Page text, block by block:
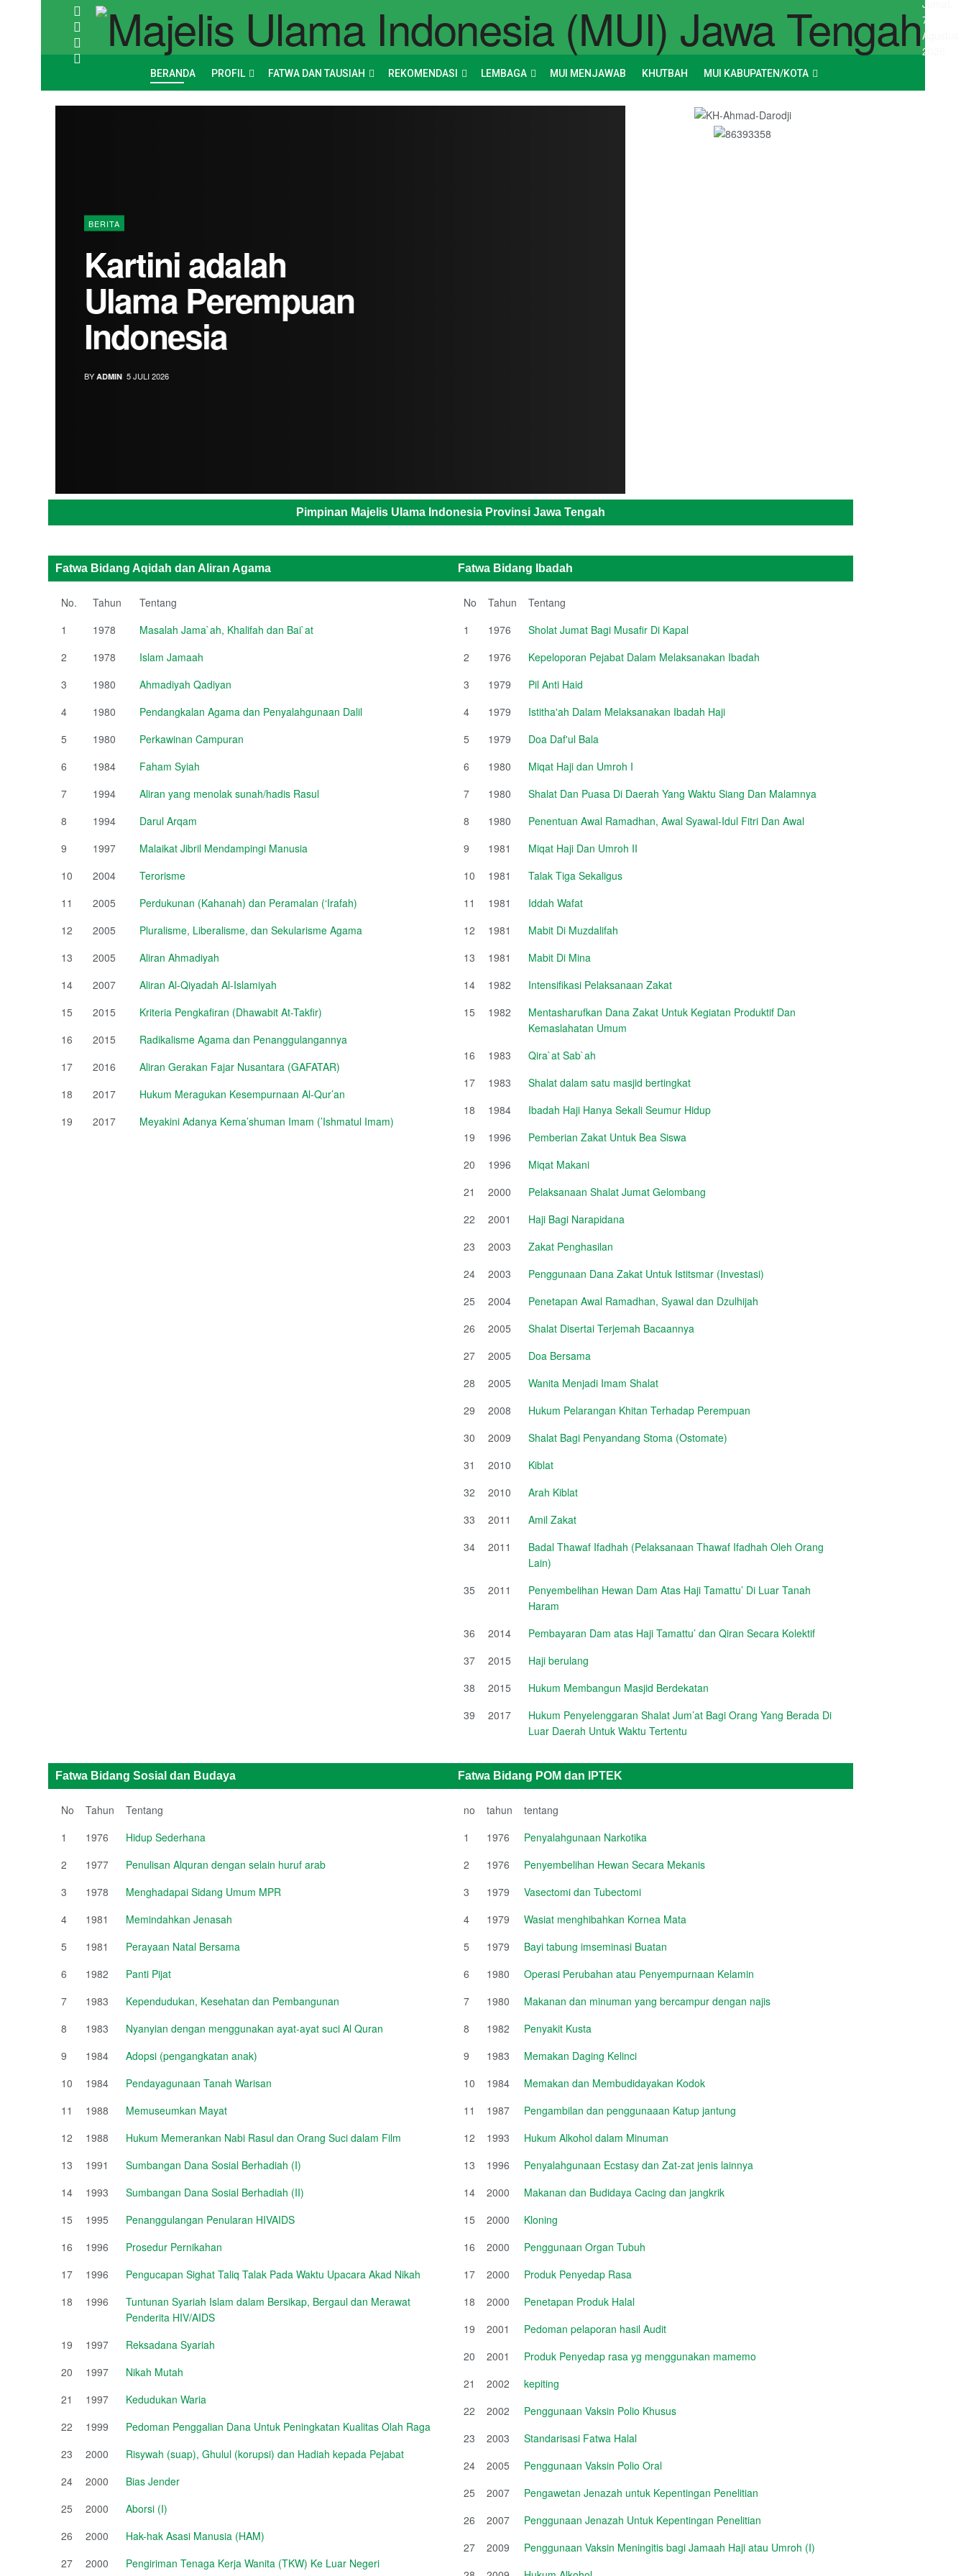
Jumat,
7
Agustus
2026
BERANDA PROFIL FATWA DAN TAUSIAH REKOMENDASI LEMBAGA MUI MENJAWAB KHUTBAH MUI KABUPATEN/KOTA
BERITA
Kartini adalah
Ulama Perempuan
Indonesia
BYADMIN 5 JULI 2026
Pimpinan Majelis Ulama Indonesia Provinsi Jawa Tengah
Fatwa Bidang Aqidah dan Aliran Agama Fatwa Bidang Ibadah
No. Tahun
Tentang
1
1978
Masalah Jama`ah, Khalifah dan Bai`at
2
1978
Islam Jamaah
3
1980
Ahmadiyah Qadiyan
4
1980
Pendangkalan Agama dan Penyalahgunaan Dalil
5
1980
Perkawinan Campuran
6
1984
Faham Syiah
7
1994
Aliran yang menolak sunah/hadis Rasul
8
1994
Darul Arqam
9
1997
Malaikat Jibril Mendampingi Manusia
10
2004
Terorisme
11
2005
Perdukunan (Kahanah) dan Peramalan (‘Irafah)
12
2005
Pluralisme, Liberalisme, dan Sekularisme Agama
13
2005
Aliran Ahmadiyah
14
2007
Aliran Al-Qiyadah Al-Islamiyah
15
2015
Kriteria Pengkafiran (Dhawabit At-Takfir)
16
2015
Radikalisme Agama dan Penanggulangannya
17
2016
Aliran Gerakan Fajar Nusantara (GAFATAR)
18
2017
Hukum Meragukan Kesempurnaan Al-Qur’an
19
2017 Meyakini Adanya Kema’shuman Imam (’Ishmatul Imam)
No Tahun
Tentang
1
1976
Sholat Jumat Bagi Musafir Di Kapal
2
1976
Kepeloporan Pejabat Dalam Melaksanakan Ibadah
3
1979
Pil Anti Haid
4
1979
Istitha'ah Dalam Melaksanakan Ibadah Haji
5
1979
Doa Daf'ul Bala
6
1980
Miqat Haji dan Umroh I
7
1980
Shalat Dan Puasa Di Daerah Yang Waktu Siang Dan Malamnya
8
1980
Penentuan Awal Ramadhan, Awal Syawal-Idul Fitri Dan Awal
9
1981
Miqat Haji Dan Umroh II
10
1981
Talak Tiga Sekaligus
11
1981
Iddah Wafat
12
1981
Mabit Di Muzdalifah
13
1981
Mabit Di Mina
14
1982
Intensifikasi Pelaksanaan Zakat
15
1982
Mentasharufkan Dana Zakat Untuk Kegiatan Produktif Dan
Kemaslahatan Umum
16
1983
Qira`at Sab`ah
17
1983
Shalat dalam satu masjid bertingkat
18
1984
Ibadah Haji Hanya Sekali Seumur Hidup
19
1996
Pemberian Zakat Untuk Bea Siswa
20
1996
Miqat Makani
21
2000
Pelaksanaan Shalat Jumat Gelombang
22
2001
Haji Bagi Narapidana
23
2003
Zakat Penghasilan
24
2003
Penggunaan Dana Zakat Untuk Istitsmar (Investasi)
25
2004
Penetapan Awal Ramadhan, Syawal dan Dzulhijah
26
2005
Shalat Disertai Terjemah Bacaannya
27
2005
Doa Bersama
28
2005
Wanita Menjadi Imam Shalat
29
2008
Hukum Pelarangan Khitan Terhadap Perempuan
30
2009
Shalat Bagi Penyandang Stoma (Ostomate)
31
2010
Kiblat
32
2010
Arah Kiblat
33
2011
Amil Zakat
34
2011
Badal Thawaf Ifadhah (Pelaksanaan Thawaf Ifadhah Oleh Orang
Lain)
35
2011
Penyembelihan Hewan Dam Atas Haji Tamattu’ Di Luar Tanah
Haram
36
2014
Pembayaran Dam atas Haji Tamattu’ dan Qiran Secara Kolektif
37
2015
Haji berulang
38
2015
Hukum Membangun Masjid Berdekatan
39
2017
Hukum Penyelenggaran Shalat Jum’at Bagi Orang Yang Berada Di
Luar Daerah Untuk Waktu Tertentu
Fatwa Bidang Sosial dan Budaya Fatwa Bidang POM dan IPTEK
No Tahun
Tentang
1
1976
Hidup Sederhana
2
1977
Penulisan Alquran dengan selain huruf arab
3
1978
Menghadapai Sidang Umum MPR
4
1981
Memindahkan Jenasah
5
1981
Perayaan Natal Bersama
6
1982
Panti Pijat
7
1983
Kependudukan, Kesehatan dan Pembangunan
8
1983
Nyanyian dengan menggunakan ayat-ayat suci Al Quran
9
1984
Adopsi (pengangkatan anak)
10
1984
Pendayagunaan Tanah Warisan
11
1988
Memuseumkan Mayat
12
1988
Hukum Memerankan Nabi Rasul dan Orang Suci dalam Film
13
1991
Sumbangan Dana Sosial Berhadiah (I)
14
1993
Sumbangan Dana Sosial Berhadiah (II)
15
1995
Penanggulangan Penularan HIVAIDS
16
1996
Prosedur Pernikahan
17
1996
Pengucapan Sighat Taliq Talak Pada Waktu Upacara Akad Nikah
18
1996
Tuntunan Syariah Islam dalam Bersikap, Bergaul dan Merawat
Penderita HIV/AIDS
19
1997
Reksadana Syariah
20
1997
Nikah Mutah
21
1997
Kedudukan Waria
22
1999
Pedoman Penggalian Dana Untuk Peningkatan Kualitas Olah Raga
23
2000
Risywah (suap), Ghulul (korupsi) dan Hadiah kepada Pejabat
24
2000
Bias Jender
25
2000
Aborsi (I)
26
2000
Hak-hak Asasi Manusia (HAM)
27
2000 Pengiriman Tenaga Kerja Wanita (TKW) Ke Luar Negeri
no tahun
tentang
1
1976
Penyalahgunaan Narkotika
2
1976
Penyembelihan Hewan Secara Mekanis
3
1979
Vasectomi dan Tubectomi
4
1979
Wasiat menghibahkan Kornea Mata
5
1979
Bayi tabung imseminasi Buatan
6
1980
Operasi Perubahan atau Penyempurnaan Kelamin
7
1980
Makanan dan minuman yang bercampur dengan najis
8
1982
Penyakit Kusta
9
1983
Memakan Daging Kelinci
10
1984
Memakan dan Membudidayakan Kodok
11
1987
Pengambilan dan penggunaaan Katup jantung
12
1993
Hukum Alkohol dalam Minuman
13
1996
Penyalahgunaan Ecstasy dan Zat-zat jenis lainnya
14
2000
Makanan dan Budidaya Cacing dan jangkrik
15
2000
Kloning
16
2000
Penggunaan Organ Tubuh
17
2000
Produk Penyedap Rasa
18
2000
Penetapan Produk Halal
19
2001
Pedoman pelaporan hasil Audit
20
2001
Produk Penyedap rasa yg menggunakan mamemo
21
2002
kepiting
22
2002
Penggunaan Vaksin Polio Khusus
23
2003
Standarisasi Fatwa Halal
24
2005
Penggunaan Vaksin Polio Oral
25
2007
Pengawetan Jenazah untuk Kepentingan Penelitian
26
2007
Penggunaan Jenazah Untuk Kepentingan Penelitian
27
2009
Penggunaan Vaksin Meningitis bagi Jamaah Haji atau Umroh (I)